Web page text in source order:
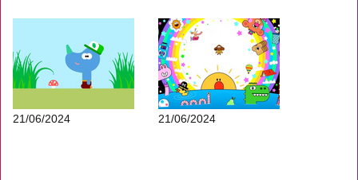
21/06/2024 21/06/2024